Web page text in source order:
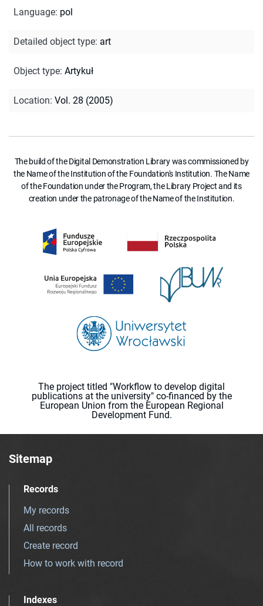
Language: pol
Detailed object type: art
Object type: Artykuł
Location: Vol. 28 (2005)
The build of the Digital Demonstration Library was commissioned by
the Name of the Institution of the Foundation's Institution. The Name
of the Foundation under the Program, the Library Project and its
creation under the patronage of the Name of the Institution.
The project titled "Workflow to develop digital
publications at the university" co-financed by the
European Union from the European Regional
Development Fund.
Sitemap
Records
My records
All records
Create record
How to work with record
Indexes